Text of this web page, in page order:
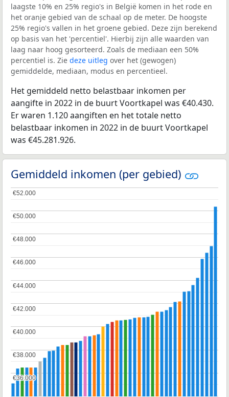
laagste 10% en 25% regio's in België komen in het rode en
het oranje gebied van de schaal op de meter. De hoogste
25% regio's vallen in het groene gebied. Deze zijn berekend
op basis van het 'percentiel'. Hierbij zijn alle waarden van
laag naar hoog gesorteerd. Zoals de mediaan een 50%
percentiel is. Zie deze uitleg over het (gewogen)
gemiddelde, mediaan, modus en percentieel.
Het gemiddeld netto belastbaar inkomen per
aangifte in 2022 in de buurt Voortkapel was €40.430.
Er waren 1.120 aangiften en het totale netto
belastbaar inkomen in 2022 in de buurt Voortkapel
was €45.281.926.
Gemiddeld inkomen (per gebied)
€36.000
€36.000
€38.000
€38.000
€40.000
€40.000
€42.000
€42.000
€44.000
€44.000
€46.000
€46.000
€48.000
€48.000
€50.000
€50.000
€52.000
€52.000